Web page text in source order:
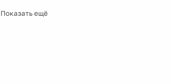
Показать ещё